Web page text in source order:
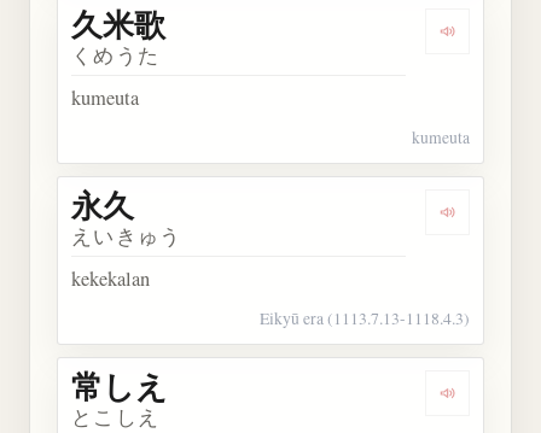
Dengarkan
久米歌
くめうた
kumeuta
kumeuta
Dengarkan
永久
えいきゅう
kekekalan
Eikyū era (1113.7.13-1118.4.3)
Dengarkan
常しえ
とこしえ